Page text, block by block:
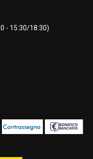
- 15:30/18:30)